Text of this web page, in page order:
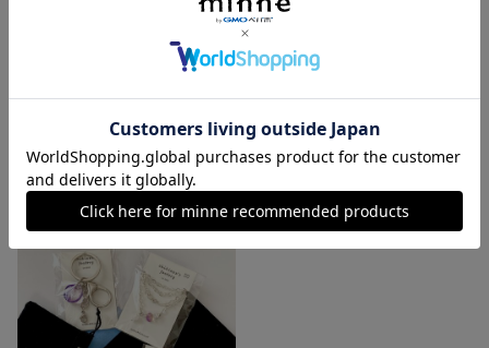
宇宙玉ピアス ☾︎クールブラック☽︎ 推しカラーにおすすめ☻
展示中
展示中